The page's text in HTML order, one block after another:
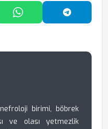
Paylaş
WhatsApp'ta Paylaş
birimi, böbrek
ve olası yetmezlik